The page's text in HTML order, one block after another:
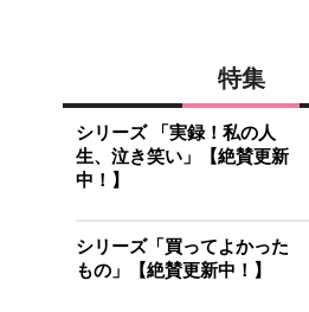
特集
シリーズ 「実録！私の人
生、泣き笑い」【絶賛更新
中！】
シリーズ「買ってよかった
もの」【絶賛更新中！】